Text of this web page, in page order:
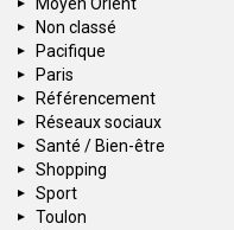
Non classé
Pacifique
Paris
Référencement
Réseaux sociaux
Santé / Bien-être
Shopping
Sport
Toulon